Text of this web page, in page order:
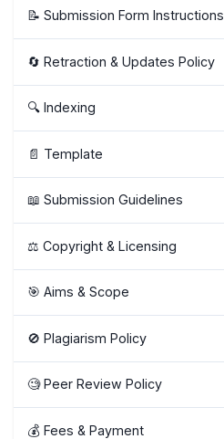
📝 Submission Form Instructions
🔄 Retraction & Updates Policy
🔍 Indexing
📄 Template
📖 Submission Guidelines
⚖️ Copyright & Licensing
🎯 Aims & Scope
🚫 Plagiarism Policy
🧐 Peer Review Policy
💰 Fees & Payment